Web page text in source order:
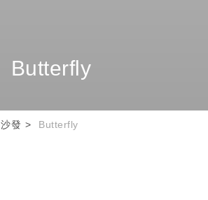
Butterfly
沙發 Butterfly